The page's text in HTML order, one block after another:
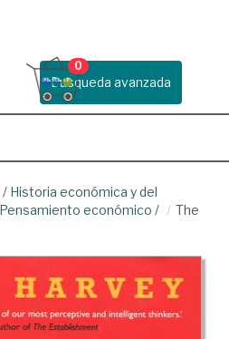
Busqueda avanzada
0
/ Historia económica y del
Pensamiento económico /
The